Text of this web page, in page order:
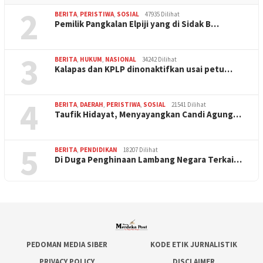
2
BERITA PERISTIWA SOSIAL 47935 Dilihat
Pemilik Pangkalan Elpiji yang di Sidak B…
3 BERITA HUKUM NASIONAL 34242 Dilihat
Kalapas dan KPLP dinonaktifkan usai petu…
4 BERITA DAERAH PERISTIWA SOSIAL 21541 Dilihat
Taufik Hidayat, Menyayangkan Candi Agung…
5 BERITA PENDIDIKAN 18207 Dilihat
Di Duga Penghinaan Lambang Negara Terkai…
PEDOMAN MEDIA SIBER
KODE ETIK JURNALISTIK